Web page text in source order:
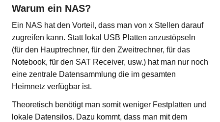
Warum ein NAS?
Ein NAS hat den Vorteil, dass man von x Stellen darauf
zugreifen kann. Statt lokal USB Platten anzustöpseln
(für den Hauptrechner, für den Zweitrechner, für das
Notebook, für den SAT Receiver, usw.) hat man nur noch
eine zentrale Datensammlung die im gesamten
Heimnetz verfügbar ist.
Theoretisch benötigt man somit weniger Festplatten und
lokale Datensilos. Dazu kommt, dass man mit dem